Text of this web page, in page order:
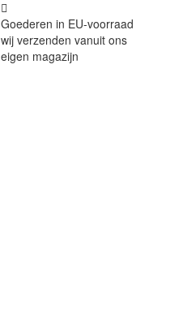
Goederen in EU-voorraad
wij verzenden vanuit ons
eigen magazijn